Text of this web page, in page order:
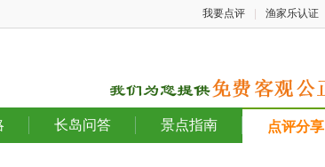
我要点评 渔家乐认证
长岛问答 景点指南 点评分享